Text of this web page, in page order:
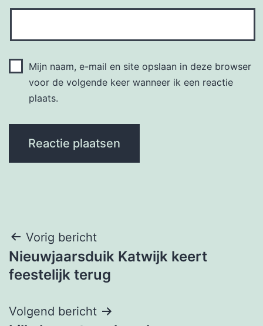
Mijn naam, e-mail en site opslaan in deze browser
voor de volgende keer wanneer ik een reactie
plaats.
Bericht
navigatie
Vorig bericht
Nieuwjaarsduik Katwijk keert
feestelijk terug
Volgend bericht